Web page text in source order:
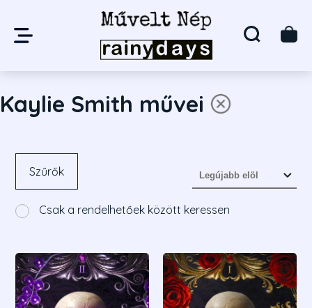
Kaylie Smith művei
Szűrők
Csak a rendelhetőek között keressen